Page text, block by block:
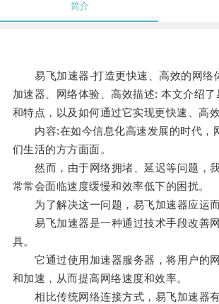
简介
易飞加速器-打造更快速、高效的网络
加速器、网络体验、高效描述: 本文介绍
和特点，以及如何通过它实现更快速、高
内容:在如今信息化高速发展的时代，
们生活的方方面面。
然而，由于网络拥堵、延迟等问题，
常常会面临速度缓慢和效率低下的困扰。
为了解决这一问题，易飞加速器应运而
易飞加速器是一种通过技术手段改善
具。
它通过使用加速器服务器，将用户的
和加速，从而提高网络速度和效率。
相比传统网络连接方式，易飞加速器